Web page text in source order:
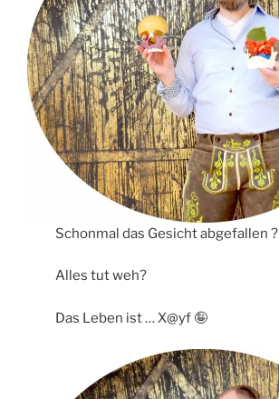
Schonmal das Gesicht abgefallen ?
Alles tut weh?
Das Leben ist … X@yf 🤪